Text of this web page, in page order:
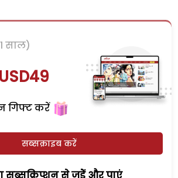
साल)
USD49
गिफ्ट करें
सब्सक्राइब करें
सब्सक्रिप्शन से जुड़ेें और पाएं